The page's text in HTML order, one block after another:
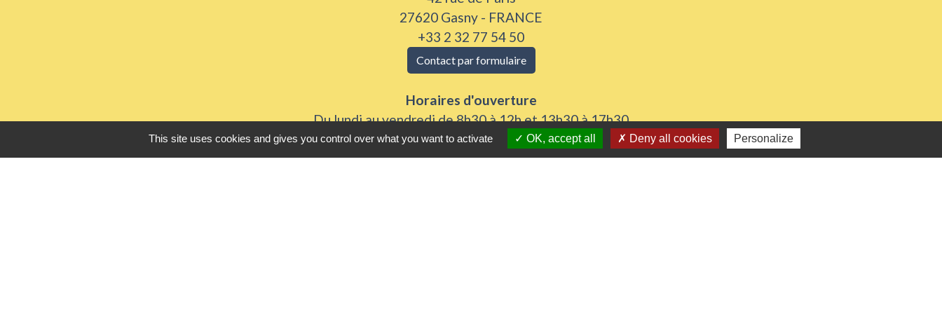
27620 Gasny - FRANCE
+33 2 32 77 54 50
Contact par formulaire
Horaires d'ouverture
Du lundi au vendredi de 8h30 à 12h et 13h30 à 17h30
Samedi 8h30 à 12h
This site uses cookies and gives you control over what you want to activate OK, accept all Deny all cookies Personalize